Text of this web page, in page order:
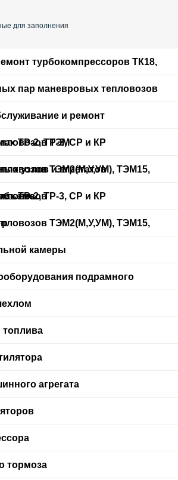
для заполнения
турбокомпрессоров ТК18,
пар маневровых тепловозов
и ремонт
ТЭМ
ТР-2, ТР-3, СР и КР
ТЭМ2(М,У,УМ), ТЭМ15,
узлов и агрегатов
ТР-2, ТР-3, СР и КР
ТЭМ2(М,У,УМ), ТЭМ15,
камеры
подрамного
топлива
агрегата
тормоза